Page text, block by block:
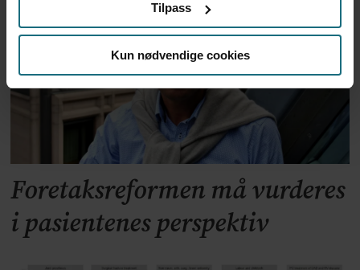
Tilpass
Kun nødvendige cookies
Foretaksreformen må vurderes
i pasientenes perspektiv